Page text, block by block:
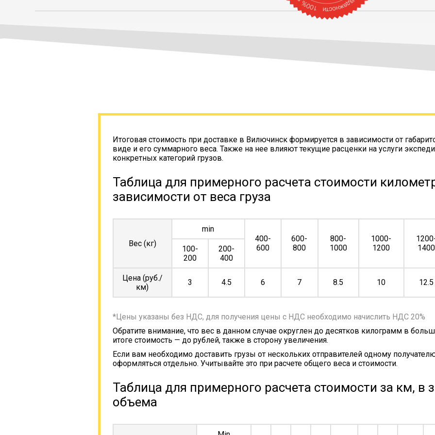
Итоговая стоимость при доставке в Вилючинск формируется в зависимости от
виде и его суммарного веса. Также на нее влияют текущие расценки на услуги
конкретных категорий грузов.
Таблица для примерного расчета стоимости
зависимости от веса груза
Вес (кг)
min
400-
600
600-
800
800-
1000
1000-
1200
1400
100-
200
200-
400
Цена (руб./
км)
3 4.5 6 7 8.5 10 12.5
*Цены указаны без НДС, для получения цены с НДС необходимо начислить НДС 20%
Обратите внимание, что вес в данном случае округлен до десятков килограмм в
итоге стоимость — до рублей, также в сторону увеличения.
Если вам необходимо доставить грузы от нескольких отправителей одному
оформляться отдельно. Учитывайте это при расчете общего веса и стоимости.
Таблица для примерного расчета стоимости за км, в
объема